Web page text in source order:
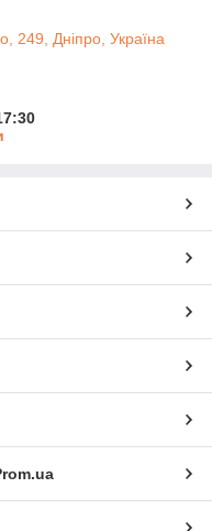
249, Дніпро, Україна